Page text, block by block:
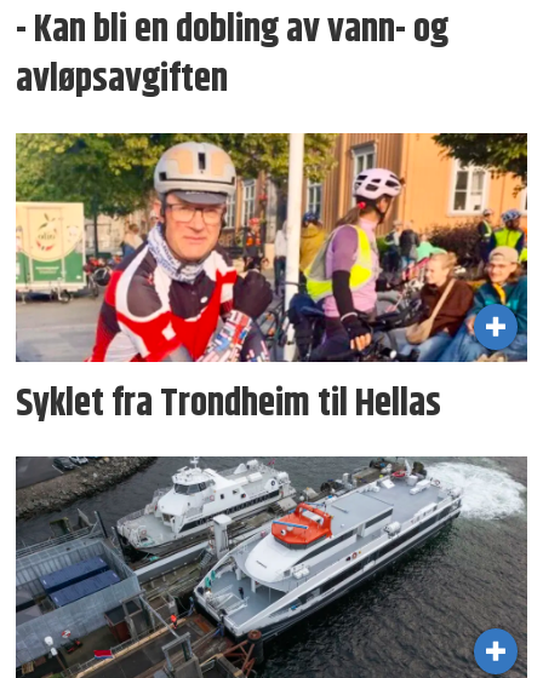
- Kan bli en dobling av vann- og
avløpsavgiften
Syklet fra Trondheim til Hellas